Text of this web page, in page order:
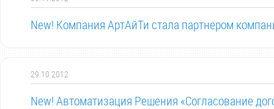
New! Компания АртАйТи стала партнером
29.10.2012
New! Автоматизация Решения «Согласование